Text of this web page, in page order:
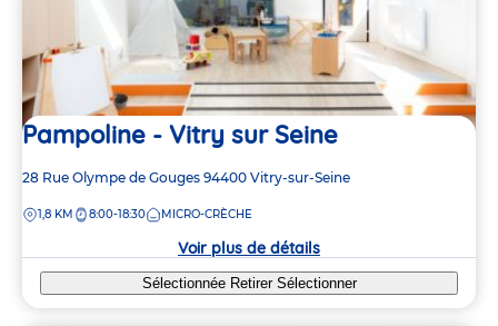
Pampoline - Vitry sur Seine
Adresse
la
28 Rue Olympe de Gouges 94400 Vitry-sur-Seine
DISTANCE
1,8 KM 8:00-18:30 MICRO-CRÈCHE
Voir plus de détails
Sélectionnée Retirer Sélectionner